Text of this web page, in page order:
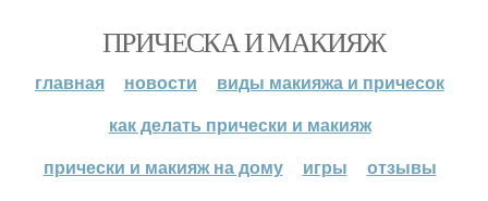
ПРИЧЕСКА И МАКИЯЖ
главная новости
виды макияжа и причесок
как делать прически и макияж
прически и макияж на дому
игры отзывы